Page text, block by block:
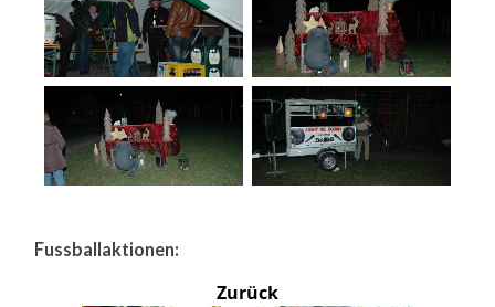
Fussballaktionen:
Zurück